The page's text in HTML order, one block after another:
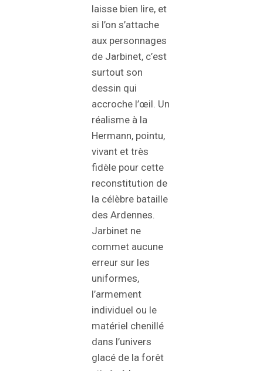
laisse bien lire, et
si l’on s’attache
aux personnages
de Jarbinet, c’est
surtout son
dessin qui
accroche l’œil. Un
réalisme à la
Hermann, pointu,
vivant et très
fidèle pour cette
reconstitution de
la célèbre bataille
des Ardennes.
Jarbinet ne
commet aucune
erreur sur les
uniformes,
l’armement
individuel ou le
matériel chenillé
dans l’univers
glacé de la forêt